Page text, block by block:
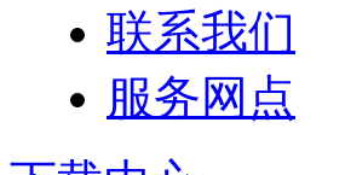
联系我们
服务网点